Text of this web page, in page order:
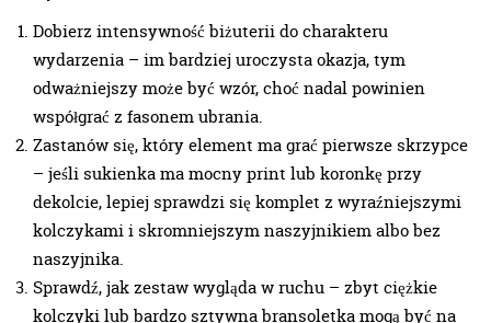
Dobierz intensywność biżuterii do charakteru
wydarzenia – im bardziej uroczysta okazja, tym
odważniejszy może być wzór, choć nadal powinien
współgrać z fasonem ubrania.
Zastanów się, który element ma grać pierwsze skrzypce
– jeśli sukienka ma mocny print lub koronkę przy
dekolcie, lepiej sprawdzi się komplet z wyraźniejszymi
kolczykami i skromniejszym naszyjnikiem albo bez
naszyjnika.
Sprawdź, jak zestaw wygląda w ruchu – zbyt ciężkie
kolczyki lub bardzo sztywna bransoletka mogą być na